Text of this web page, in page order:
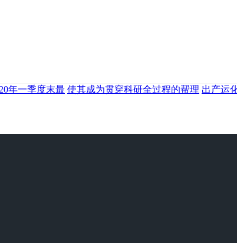
年一季度末最 使其成为贯穿科研全过程的帮理 出产运